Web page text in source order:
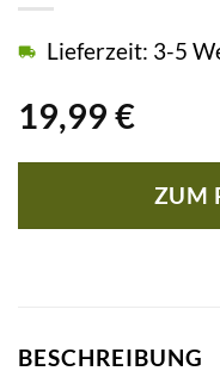
19,99 €
Lieferzeit: 3-5
ZUM
BESCHREIBUNG